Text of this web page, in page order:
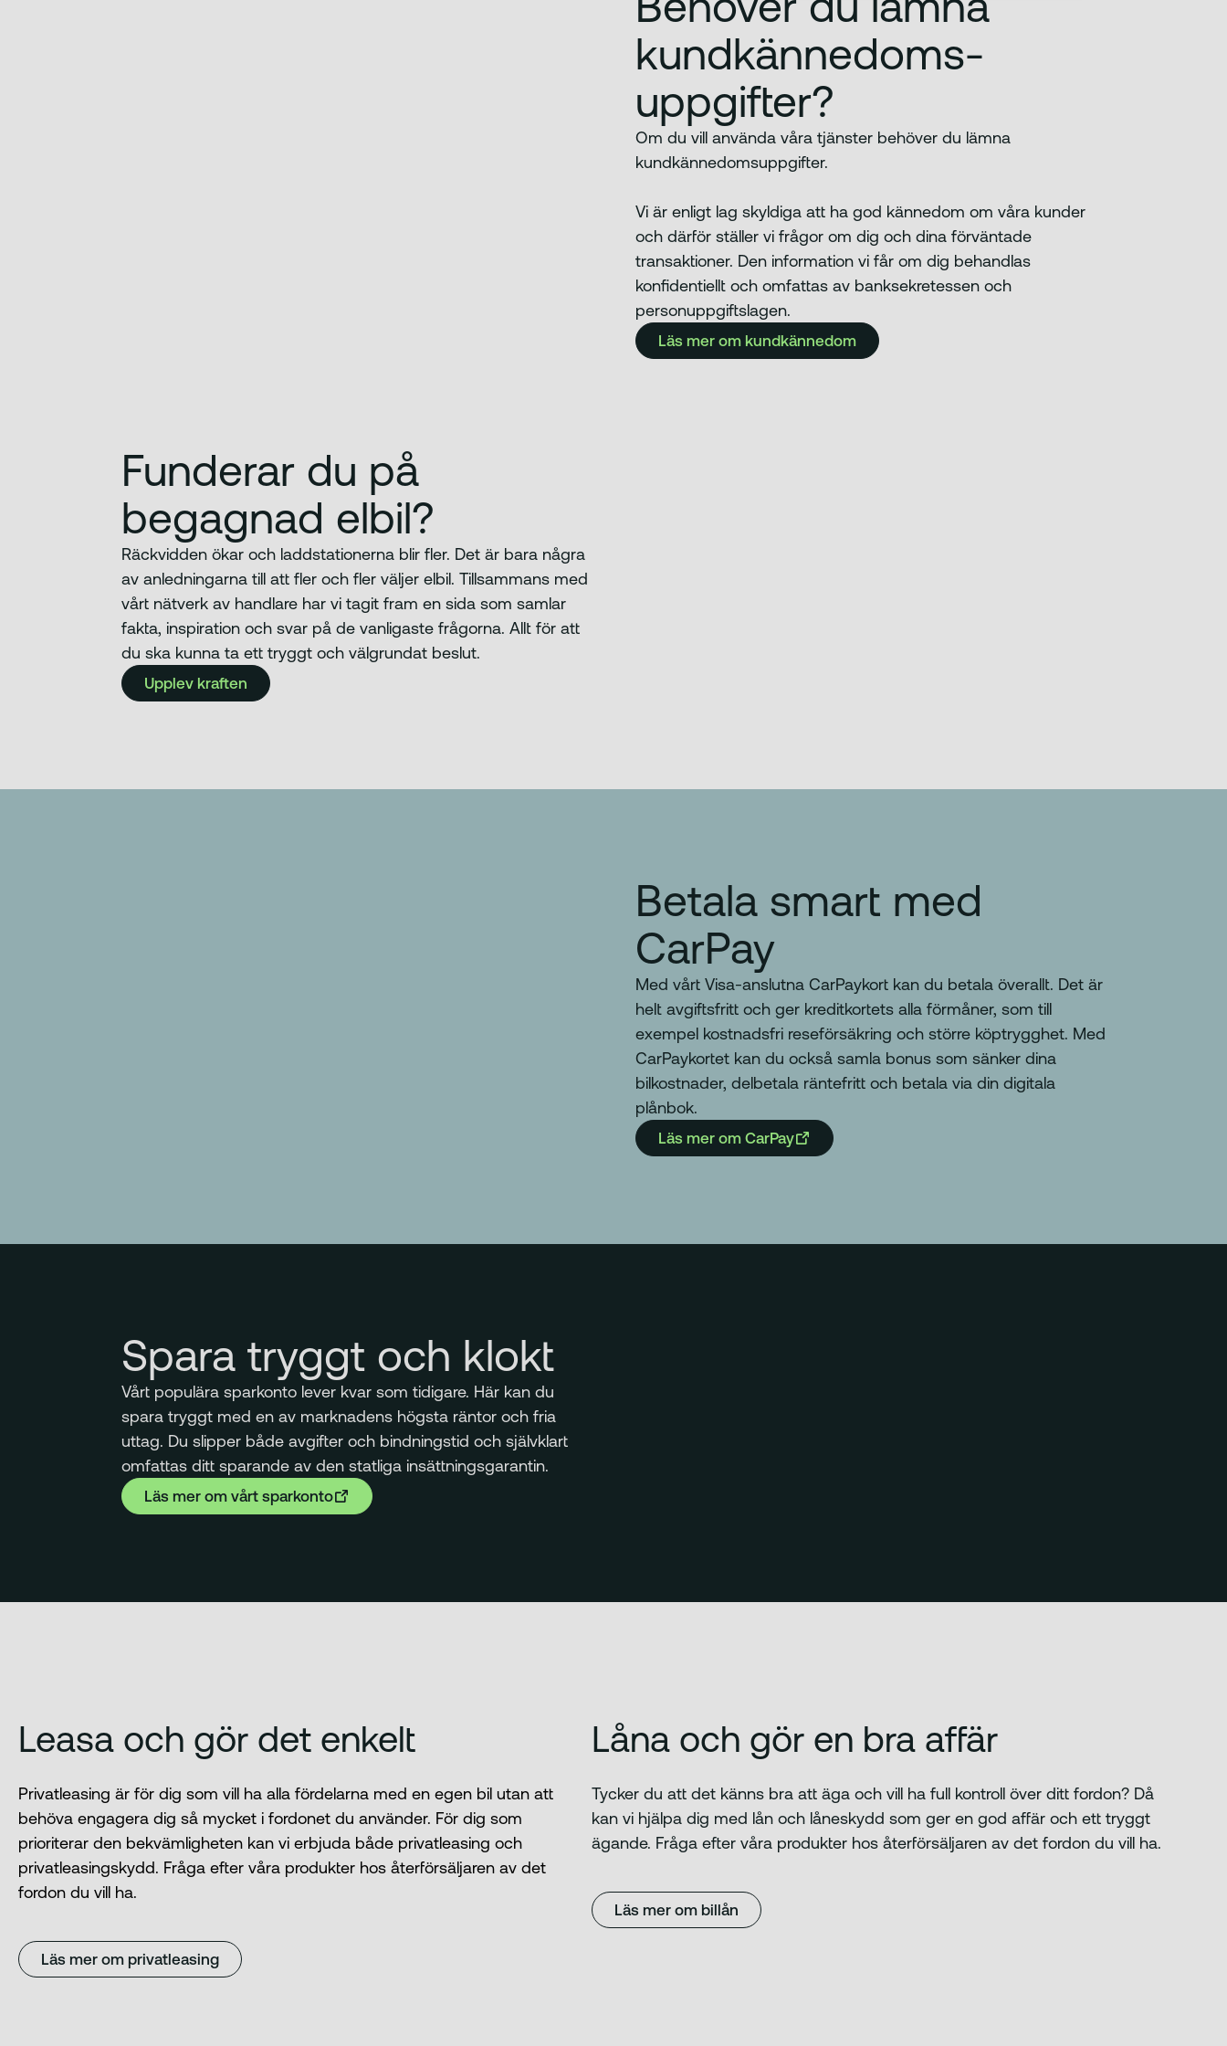
kundkännedoms­
uppgifter?
Om du vill använda våra tjänster behöver du lämna
kundkännedomsuppgifter.
Vi är enligt lag skyldiga att ha god kännedom om våra kunder
och därför ställer vi frågor om dig och dina förväntade
transaktioner. Den information vi får om dig behandlas
konfidentiellt och omfattas av banksekretessen och
personuppgiftslagen.
Läs mer om kundkännedom
Funderar du på
begagnad elbil?
Räckvidden ökar och laddstationerna blir fler. Det är bara några
av anledningarna till att fler och fler väljer elbil. Tillsammans med
vårt nätverk av handlare har vi tagit fram en sida som samlar
fakta, inspiration och svar på de vanligaste frågorna. Allt för att
du ska kunna ta ett tryggt och välgrundat beslut.
Upplev kraften
Betala smart med
CarPay
Med vårt Visa-anslutna CarPaykort kan du betala överallt. Det är
helt avgiftsfritt och ger kreditkortets alla förmåner, som till
exempel kostnadsfri reseförsäkring och större köptrygghet. Med
CarPaykortet kan du också samla bonus som sänker dina
bilkostnader, delbetala räntefritt och betala via din digitala
plånbok.
Läs mer om CarPay
Spara tryggt och klokt
Vårt populära sparkonto lever kvar som tidigare. Här kan du
spara tryggt med en av marknadens högsta räntor och fria
uttag. Du slipper både avgifter och bindningstid och självklart
omfattas ditt sparande av den statliga insättningsgarantin.
Läs mer om vårt sparkonto
Leasa och gör det enkelt
Privatleasing är för dig som vill ha alla fördelarna med en egen bil utan att
behöva engagera dig så mycket i fordonet du använder. För dig som
prioriterar den bekvämligheten kan vi erbjuda både privatleasing och
privatleasingskydd. Fråga efter våra produkter hos återförsäljaren av det
fordon du vill ha.
Läs mer om privatleasing
Låna och gör en bra affär
Tycker du att det känns bra att äga och vill ha full kontroll över ditt fordon? Då
kan vi hjälpa dig med lån och låneskydd som ger en god affär och ett tryggt
ägande. Fråga efter våra produkter hos återförsäljaren av det fordon du vill ha.
Läs mer om billån